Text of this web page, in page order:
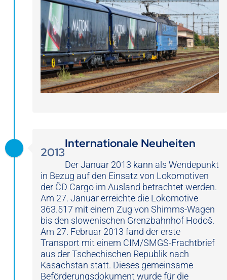
2013
Internationale Neuheiten
Der Januar 2013 kann als Wendepunkt
in Bezug auf den Einsatz von Lokomotiven
der ČD Cargo im Ausland betrachtet werden.
Am 27. Januar erreichte die Lokomotive
363.517 mit einem Zug von Shimms-Wagen
bis den slowenischen Grenzbahnhof Hodoš.
Am 27. Februar 2013 fand der erste
Transport mit einem CIM/SMGS-Frachtbrief
aus der Tschechischen Republik nach
Kasachstan statt. Dieses gemeinsame
Beförderungsdokument wurde für die